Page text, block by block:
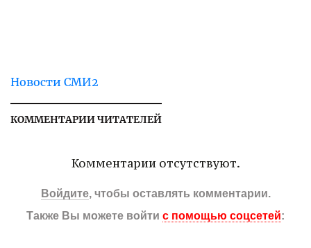
Новости СМИ2
КОММЕНТАРИИ ЧИТАТЕЛЕЙ
Комментарии отсутствуют.
Войдите, чтобы оставлять комментарии.
Также Вы можете войти с помощью соцсетей: